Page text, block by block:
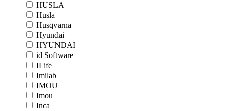
HUSLA
Husla
Husqvarna
Hyundai
HYUNDAI
id Software
ILife
Imilab
IMOU
Imou
Inca